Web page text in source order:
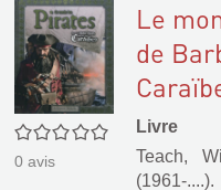
0/5
0 avis
Le
de
Livre
Teach,
(1961-